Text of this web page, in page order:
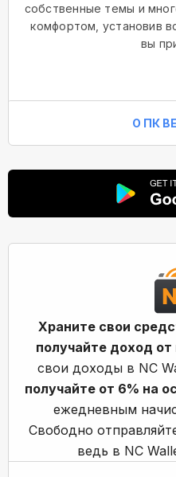
собственные темы и
комфортом, установив
вы
О ПК
Храните свои
получайте доход от
свои доходы в NC
получайте от 6% на
ежедневным
Свободно
ведь в NC